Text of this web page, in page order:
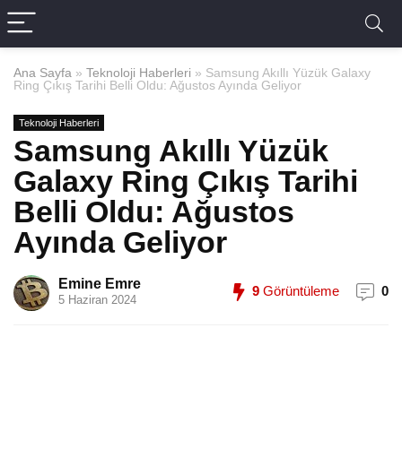
Ana Sayfa » Teknoloji Haberleri » Samsung Akıllı Yüzük Galaxy
Ring Çıkış Tarihi Belli Oldu: Ağustos Ayında Geliyor
Teknoloji Haberleri
Samsung Akıllı Yüzük
Galaxy Ring Çıkış Tarihi
Belli Oldu: Ağustos
Ayında Geliyor
Emine Emre
5 Haziran 2024
9 Görüntüleme 0